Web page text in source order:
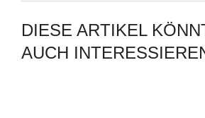
DIESE ARTIKEL
AUCH